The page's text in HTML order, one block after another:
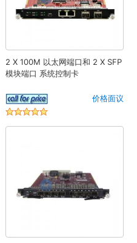
2 X 100M 以太网端口和 2 X SFP
模块端口 系统控制卡
价格面议